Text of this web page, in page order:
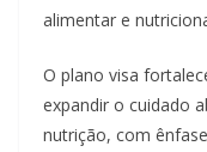
alimentar e
O plano visa
expandir o cuidado
nutrição, com